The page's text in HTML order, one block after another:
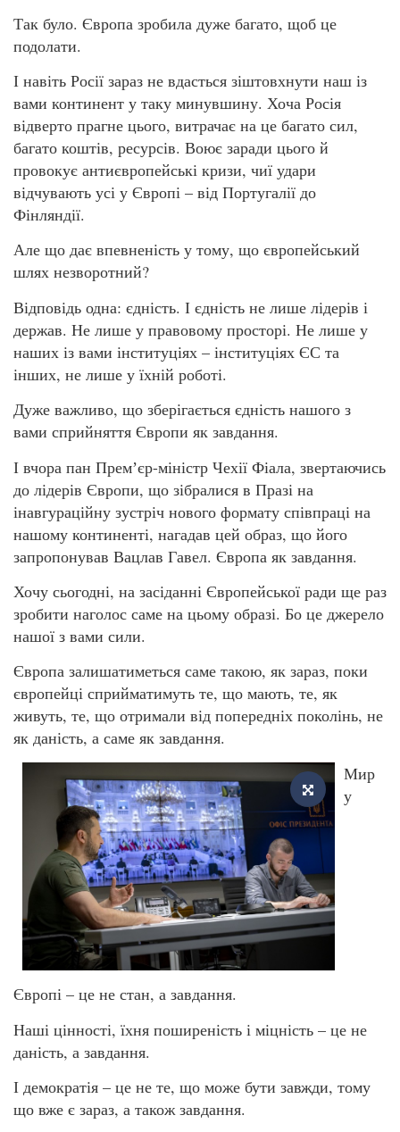
Так було. Європа зробила дуже багато, щоб це
подолати.
І навіть Росії зараз не вдасться зіштовхнути наш із
вами континент у таку минувшину. Хоча Росія
відверто прагне цього, витрачає на це багато сил,
багато коштів, ресурсів. Воює заради цього й
провокує антиєвропейські кризи, чиї удари
відчувають усі у Європі – від Португалії до
Фінляндії.
Але що дає впевненість у тому, що європейський
шлях незворотний?
Відповідь одна: єдність. І єдність не лише лідерів і
держав. Не лише у правовому просторі. Не лише у
наших із вами інституціях – інституціях ЄС та
інших, не лише у їхній роботі.
Дуже важливо, що зберігається єдність нашого з
вами сприйняття Європи як завдання.
І вчора пан Премʼєр-міністр Чехії Фіала, звертаючись
до лідерів Європи, що зібралися в Празі на
інавгураційну зустріч нового формату співпраці на
нашому континенті, нагадав цей образ, що його
запропонував Вацлав Гавел. Європа як завдання.
Хочу сьогодні, на засіданні Європейської ради ще раз
зробити наголос саме на цьому образі. Бо це джерело
нашої з вами сили.
Європа залишатиметься саме такою, як зараз, поки
європейці сприйматимуть те, що мають, те, як
живуть, те, що отримали від попередніх поколінь, не
як даність, а саме як завдання.
Мир
у
Європі – це не стан, а завдання.
Наші цінності, їхня поширеність і міцність – це не
даність, а завдання.
І демократія – це не те, що може бути завжди, тому
що вже є зараз, а також завдання.